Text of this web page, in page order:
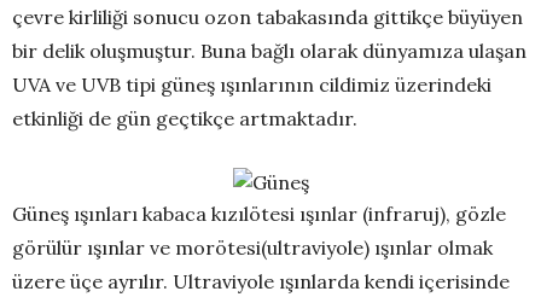
çevre kirliliği sonucu ozon tabakasında gittikçe büyüyen
bir delik oluşmuştur. Buna bağlı olarak dünyamıza ulaşan
UVA ve UVB tipi güneş ışınlarının cildimiz üzerindeki
etkinliği de gün geçtikçe artmaktadır.
Güneş ışınları kabaca kızılötesi ışınlar (infraruj), gözle
görülür ışınlar ve morötesi(ultraviyole) ışınlar olmak
üzere üçe ayrılır. Ultraviyole ışınlarda kendi içerisinde